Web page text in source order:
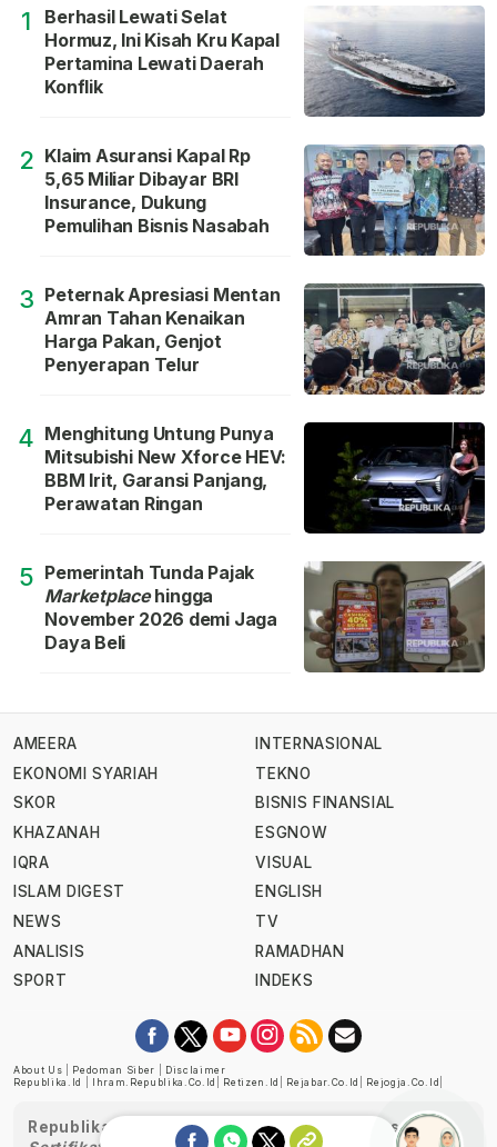
1
Berhasil Lewati Selat
Hormuz, Ini Kisah Kru Kapal
Pertamina Lewati Daerah
Konflik
2 Klaim Asuransi Kapal Rp
5,65 Miliar Dibayar BRI
Insurance, Dukung
Pemulihan Bisnis Nasabah
3 Peternak Apresiasi Mentan
Amran Tahan Kenaikan
Harga Pakan, Genjot
Penyerapan Telur
4 Menghitung Untung Punya
Mitsubishi New Xforce HEV:
BBM Irit, Garansi Panjang,
Perawatan Ringan
5 Pemerintah Tunda Pajak
Marketplacehingga
November 2026 demi Jaga
Daya Beli
AMEERA
EKONOMI SYARIAH
SKOR
KHAZANAH
IQRA
ISLAM DIGEST
NEWS
ANALISIS
SPORT
INTERNASIONAL
TEKNO
BISNIS FINANSIAL
ESGNOW
VISUAL
ENGLISH
TV
RAMADHAN
INDEKS
About Us Pedoman Siber
Disclaimer
Republika.id
Ihram.republika.co.id Retizen.id Rejabar.co.id Rejogja.co.id
Republika telah diverifikasi oleh Dewan Pers